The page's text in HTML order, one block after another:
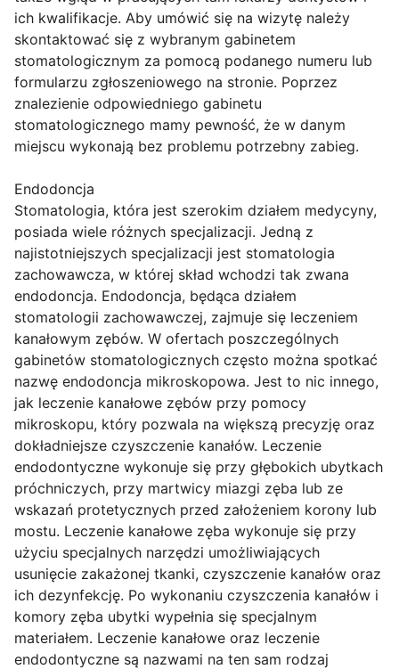
ich kwalifikacje. Aby umówić się na wizytę należy
skontaktować się z wybranym gabinetem
stomatologicznym za pomocą podanego numeru lub
formularzu zgłoszeniowego na stronie. Poprzez
znalezienie odpowiedniego gabinetu
stomatologicznego mamy pewność, że w danym
miejscu wykonają bez problemu potrzebny zabieg.
Endodoncja
Stomatologia, która jest szerokim działem medycyny,
posiada wiele różnych specjalizacji. Jedną z
najistotniejszych specjalizacji jest stomatologia
zachowawcza, w której skład wchodzi tak zwana
endodoncja. Endodoncja, będąca działem
stomatologii zachowawczej, zajmuje się leczeniem
kanałowym zębów. W ofertach poszczególnych
gabinetów stomatologicznych często można spotkać
nazwę endodoncja mikroskopowa. Jest to nic innego,
jak leczenie kanałowe zębów przy pomocy
mikroskopu, który pozwala na większą precyzję oraz
dokładniejsze czyszczenie kanałów. Leczenie
endodontyczne wykonuje się przy głębokich ubytkach
próchniczych, przy martwicy miazgi zęba lub ze
wskazań protetycznych przed założeniem korony lub
mostu. Leczenie kanałowe zęba wykonuje się przy
użyciu specjalnych narzędzi umożliwiających
usunięcie zakażonej tkanki, czyszczenie kanałów oraz
ich dezynfekcję. Po wykonaniu czyszczenia kanałów i
komory zęba ubytki wypełnia się specjalnym
materiałem. Leczenie kanałowe oraz leczenie
endodontyczne są nazwami na ten sam rodzaj